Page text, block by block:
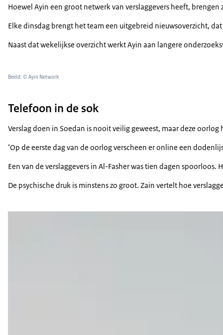
Hoewel Ayin een groot netwerk van verslaggevers heeft, brengen
Elke dinsdag brengt het team een uitgebreid nieuwsoverzicht,
Naast dat wekelijkse overzicht werkt Ayin aan langere
Beeld: © Ayin Network
Telefoon in de sok
Verslag doen in Soedan is nooit veilig geweest, maar deze
‘Op de eerste dag van de oorlog verscheen er online een
Een van de verslaggevers in Al-Fasher was tien dagen
De psychische druk is minstens zo groot. Zain vertelt hoe